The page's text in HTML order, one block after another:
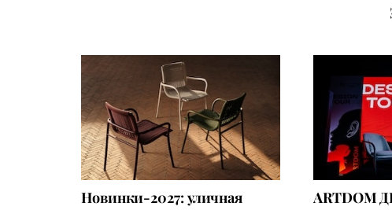
Новинки-2027: уличная
ARTDOM